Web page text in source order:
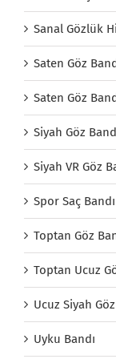
Sanal Gözlük
Saten Göz
Saten Göz
Siyah Göz
Siyah VR Göz
Spor Saç Bandı
Toptan Göz
Toptan Ucuz
Ucuz Siyah
Uyku Bandı